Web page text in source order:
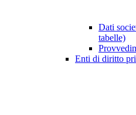
Dati
tabelle)
Enti di diritto